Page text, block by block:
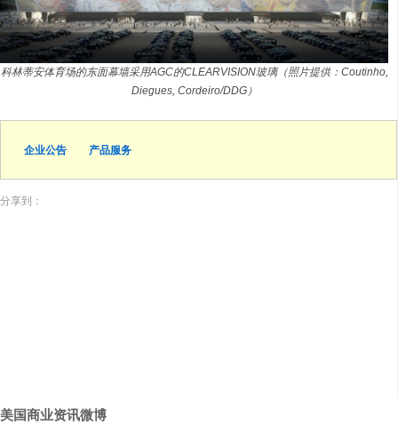
科林蒂安体育场的东面幕墙采用AGC的CLEARVISION玻璃（照片提供：Coutinho,
Diegues, Cordeiro/DDG）
企业公告 产品服务
分享到：
美国商业资讯微博